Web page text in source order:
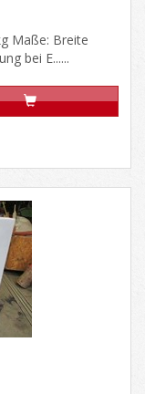
Maße: Breite
bei E......